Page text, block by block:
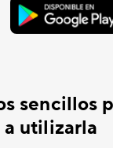
sencillos
a utilizarla